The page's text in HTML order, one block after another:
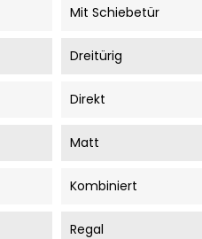
Mit Schiebetür
Dreitürig
Direkt
Matt
Kombiniert
Regal